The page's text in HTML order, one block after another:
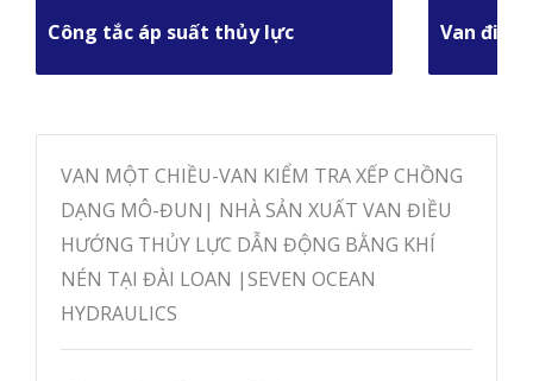
Công tắc áp suất thủy lực Van điều
VAN MỘT CHIỀU-VAN KIỂM TRA XẾP CHỒNG
DẠNG MÔ-ĐUN| NHÀ SẢN XUẤT VAN ĐIỀU
HƯỚNG THỦY LỰC DẪN ĐỘNG BẰNG KHÍ
NÉN TẠI ĐÀI LOAN |SEVEN OCEAN
HYDRAULICS